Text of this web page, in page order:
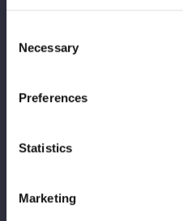
Selection
Necessary
Preferences
Statistics
Marketing
ます。
●RED STARS – A、RED
BLUE STARS – Bの計4ブロッ
リーグ戦。
●同一ブロックで決勝出場順位